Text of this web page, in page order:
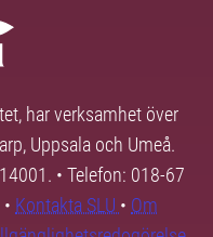
har verksamhet över
Uppsala och Umeå.
• Telefon: 018-67
Kontakta SLU • Om